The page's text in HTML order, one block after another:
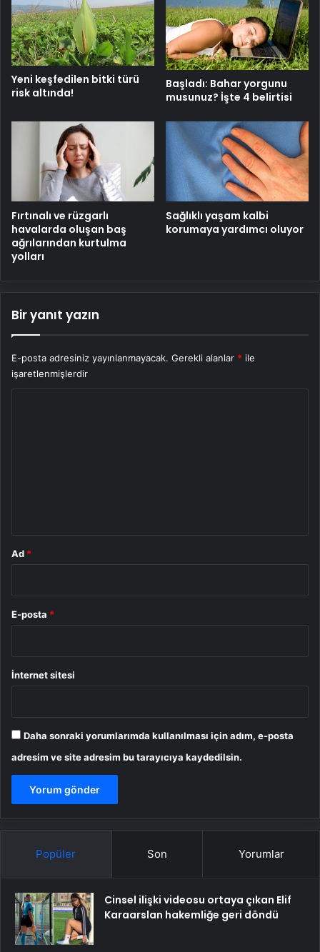
Yeni keşfedilen bitki türü
risk altında!
Başladı: Bahar yorgunu
musunuz? İşte 4 belirtisi
Fırtınalı ve rüzgarlı
havalarda oluşan baş
ağrılarından kurtulma
yolları
Sağlıklı yaşam kalbi
korumaya yardımcı oluyor
Bir yanıt yazın
E-posta adresiniz yayınlanmayacak. Gerekli alanlar * ile
işaretlenmişlerdir
Ad *
E-posta *
İnternet sitesi
Daha sonraki yorumlarımda kullanılması için adım, e-posta
adresim ve site adresim bu tarayıcıya kaydedilsin.
Popüler Son Yorumlar
Cinsel ilişki videosu ortaya çıkan Elif
Karaarslan hakemliğe geri döndü